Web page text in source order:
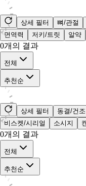
상세 필터 뼈/관절
면역력
저키/트릿 알약
0개의 결과
전체
추천순
상세 필터 동결/건
비스켓/시리얼
소시지
0개의 결과
전체
추천순